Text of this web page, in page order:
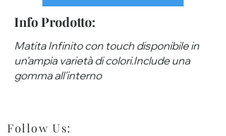
Info Prodotto:
Matita Infinito con touch disponibile in
un'ampia varietà di colori.Include una
gomma all'interno
Follow Us: